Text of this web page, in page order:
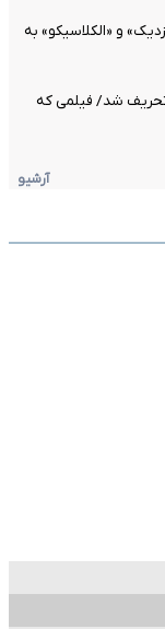
و «الکلاسیکو» به
شد/ فیلمی که
آرشیو